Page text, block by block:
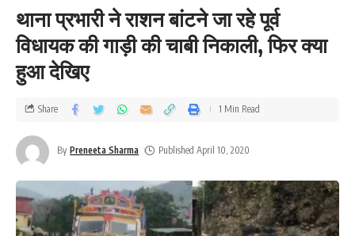
थाना प्रभारी ने राशन बांटने जा रहे पूर्व
विधायक की गाड़ी की चाबी निकाली, फिर क्या
हुआ देखिए
By Preneeta Sharma Published April 10, 2020
Share 1 Min Read